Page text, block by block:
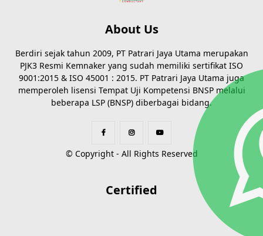
About Us
Berdiri sejak tahun 2009, PT Patrari Jaya Utama merupakan
PJK3 Resmi Kemnaker yang sudah memiliki sertifikat ISO
9001:2015 & ISO 45001 : 2015. PT Patrari Jaya Utama juga
memperoleh lisensi Tempat Uji Kompetensi BNSP melalui
beberapa LSP (BNSP) diberbagai bidang.
© Copyright - All Rights Reserved
Certified